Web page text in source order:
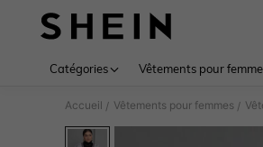
Catégories Vêtements pour
Accueil / Vêtements pour femmes /